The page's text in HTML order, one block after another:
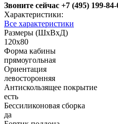
Звоните сейчас +7 (495) 199-84-
Характеристики:
Все характеристики
Размеры (ШхВхД)
120x80
Форма кабины
прямоугольная
Ориентация
левосторонняя
Антискользящее покрытие
есть
Беcсиликоновая сборка
да